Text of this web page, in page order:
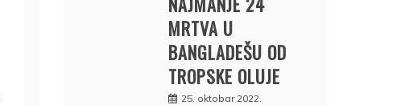
MRTVA U
BANGLADEŠU OD
TROPSKE OLUJE
25. oktobar 2022.